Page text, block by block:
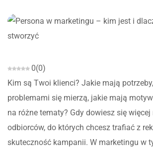
0(0)
Kim są Twoi klienci? Jakie mają
problemami się mierzą, jakie mają
na różne tematy? Gdy dowiesz się
odbiorców, do których chcesz trafiać z
skuteczność kampanii. W marketingu w